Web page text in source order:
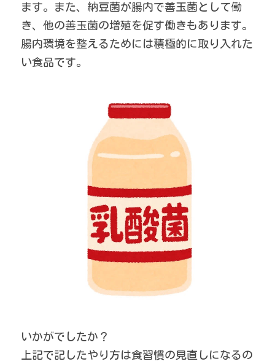
ます。また、納豆菌が腸内で善玉菌として働
き、他の善玉菌の増殖を促す働きもあります。
腸内環境を整えるためには積極的に取り入れた
い食品です。
いかがでしたか？
上記で記したやり方は食習慣の見直しになるの